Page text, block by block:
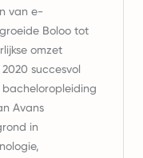
van e-
Boloo tot
omzet
succesvol
Avans
in